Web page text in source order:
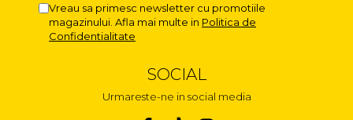
Vreau sa primesc newsletter cu promotiile
magazinului. Afla mai multe in Politica de
Confidentialitate
SOCIAL
Urmareste-ne in social media